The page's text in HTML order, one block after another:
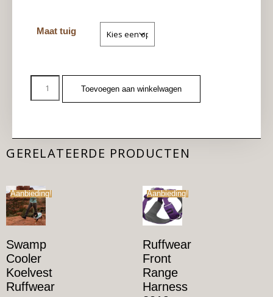
Maat tuig
Toevoegen aan winkelwagen
GERELATEERDE PRODUCTEN
Aanbieding!
Swamp
Cooler
Koelvest
Ruffwear
Aanbieding!
Ruffwear
Front
Range
Harness